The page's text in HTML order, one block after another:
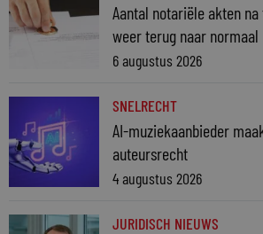
Aantal notariële akten
weer terug naar normaal
6 augustus 2026
SNELRECHT
AI-muziekaanbieder
auteursrecht
4 augustus 2026
JURIDISCH NIEUWS